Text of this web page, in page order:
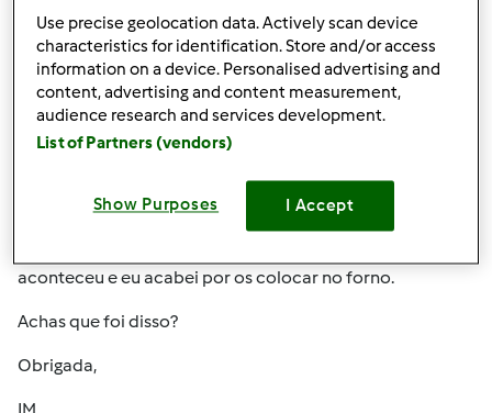
Ter, 2011-07-12 16:48
Mas eu esperei 1º 10m e depois dizia para os deixar
aconteceu e eu acabei por os colocar no forno.
Achas que foi disso?
Obrigada,
Use precise geolocation data. Actively scan device
characteristics for identification. Store and/or access
information on a device. Personalised advertising and
content, advertising and content measurement,
audience research and services development.
List of Partners (vendors)
Show Purposes I Accept